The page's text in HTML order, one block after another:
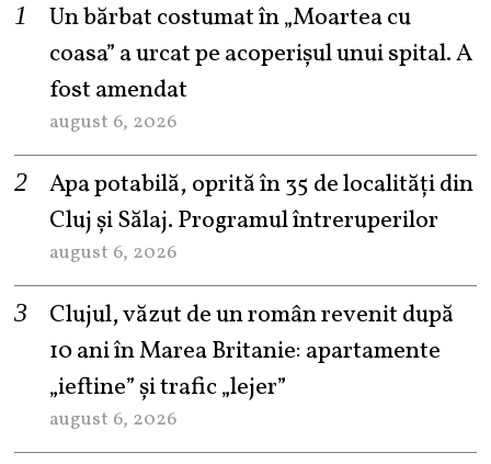
Un bărbat costumat în „Moartea cu
coasa” a urcat pe acoperișul unui spital. A
fost amendat
august 6, 2026
Apa potabilă, oprită în 35 de localități din
Cluj și Sălaj. Programul întreruperilor
august 6, 2026
Clujul, văzut de un român revenit după
10 ani în Marea Britanie: apartamente
„ieftine” și trafic „lejer”
august 6, 2026